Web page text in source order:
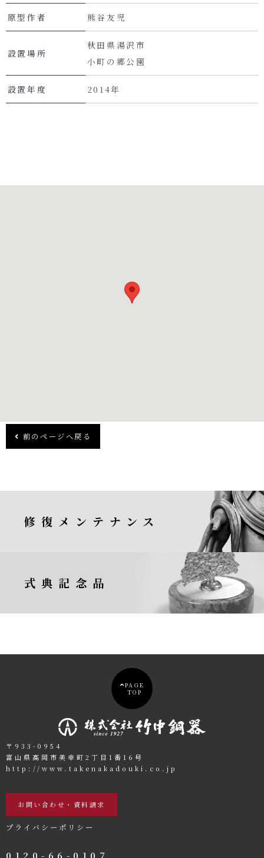
原型作者 熊谷友児
設置場所
秋田県湯沢市
小町の郷公園
設置年度 2014年
前のページへ戻る
修復メンテナンス
式典記念品
0120-66-0107
お問い合わせ・資料請求
プライバシーポリシー
〒933-0954
富山県高岡市美幸町2丁目1番16号
http://www.takenakadouki.co.jp
PAGE
TOP